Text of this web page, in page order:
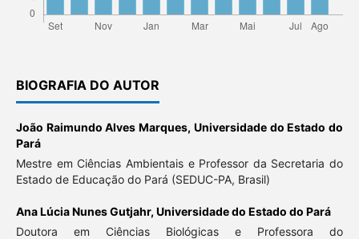
BIOGRAFIA DO AUTOR
João Raimundo Alves Marques, Universidade do Estado do
Pará
Mestre em Ciências Ambientais e Professor da Secretaria do
Estado de Educação do Pará (SEDUC-PA, Brasil)
Ana Lúcia Nunes Gutjahr, Universidade do Estado do Pará
Doutora em Ciências Biológicas e Professora do